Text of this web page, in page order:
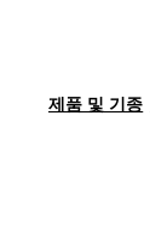
제품 및 기종